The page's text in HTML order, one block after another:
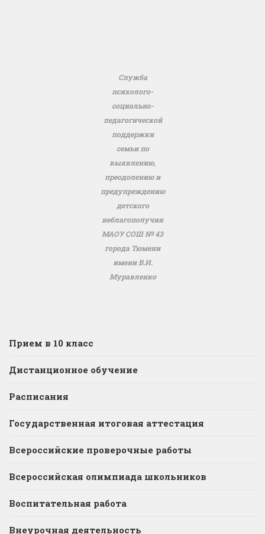
Служба
психолого-
социально-
педагогической
поддержки
семьи по
выявлению,
преодолению и
предупреждению
детского
неблагополучия
МАОУ СОШ № 43
города Тюмени
имени В.И.
Муравленко
Прием в 10 класс
Дистанционное обучение
Расписания
Государственная итоговая аттестация
Всероссийские проверочные работы
Всероссийская олимпиада школьников
Воспитательная работа
Внеурочная деятельность